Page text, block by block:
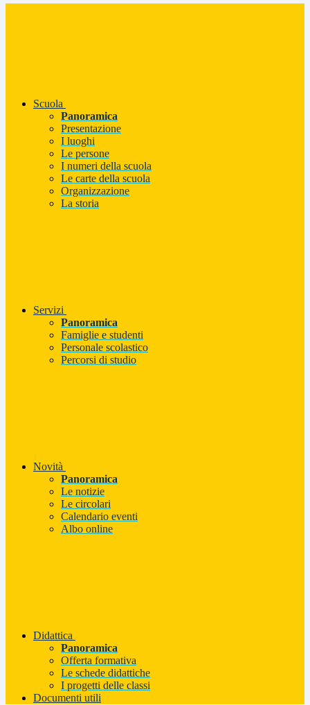
Scuola
Panoramica
Presentazione
I luoghi
Le persone
I numeri della scuola
Le carte della scuola
Organizzazione
La storia
Servizi
Panoramica
Famiglie e studenti
Personale scolastico
Percorsi di studio
Novità
Panoramica
Le notizie
Le circolari
Calendario eventi
Albo online
Didattica
Panoramica
Offerta formativa
Le schede didattiche
I progetti delle classi
Documenti utili